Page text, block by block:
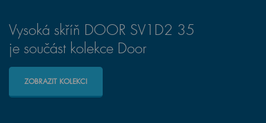
Vysoká skříň DOOR SV1D2 35
je součást kolekce Door
ZOBRAZIT KOLEKCI